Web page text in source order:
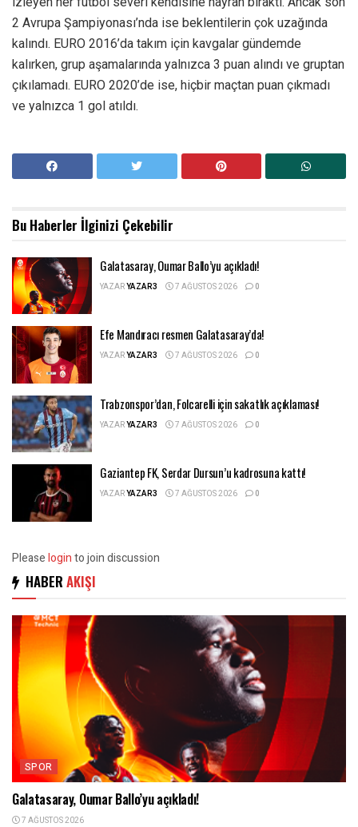
2 Avrupa Şampiyonası’nda ise beklentilerin çok uzağında
kalındı. EURO 2016’da takım için kavgalar gündemde
kalırken, grup aşamalarında yalnızca 3 puan alındı ve gruptan
çıkılamadı. EURO 2020’de ise, hiçbir maçtan puan çıkmadı
ve yalnızca 1 gol atıldı.
Bu Haberler İlginizi Çekebilir
Galatasaray, Oumar Ballo’yu açıkladı!
YAZARYAZAR3 7 AĞUSTOS 2026 0
Efe Mandıracı resmen Galatasaray’da!
YAZARYAZAR3 7 AĞUSTOS 2026 0
Trabzonspor’dan, Folcarelli için sakatlık açıklaması!
YAZARYAZAR3 7 AĞUSTOS 2026 0
Gaziantep FK, Serdar Dursun’u kadrosuna kattı!
YAZARYAZAR3 7 AĞUSTOS 2026 0
Pleaseloginto join discussion
HABER AKIŞI
SPOR
Galatasaray, Oumar Ballo’yu açıkladı!
7 AĞUSTOS 2026